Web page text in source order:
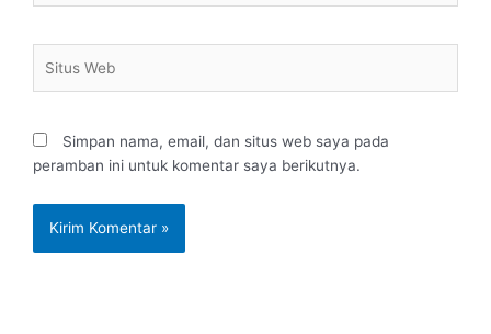
Web
Simpan nama, email, dan situs web saya pada
peramban ini untuk komentar saya berikutnya.